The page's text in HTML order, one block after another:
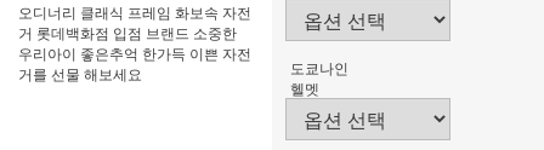
오디너리 클래식 프레임 화보속 자전
거 롯데백화점 입점 브랜드 소중한
우리아이 좋은추억 한가득 이쁜 자전
거를 선물 해보세요
도쿄나인
헬멧